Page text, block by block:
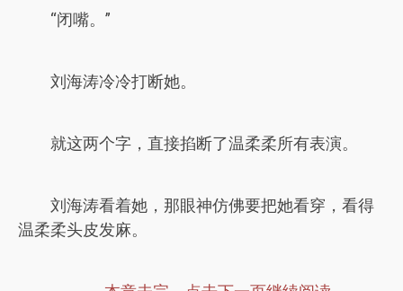
“闭嘴。”
刘海涛冷冷打断她。
就这两个字，直接掐断了温柔柔所有表演。
刘海涛看着她，那眼神仿佛要把她看穿，看得
温柔柔头皮发麻。